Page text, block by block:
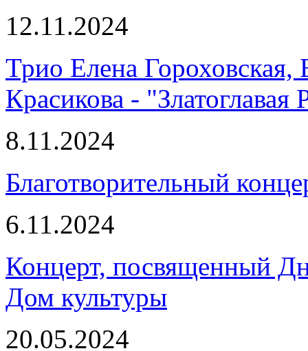
12.11.2024
Трио Елена Гороховская,
Красикова - "Златоглавая
8.11.2024
Благотворительный
6.11.2024
Концерт, посвященный
Дом культуры
20.05.2024